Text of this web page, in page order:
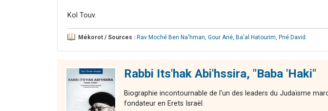
Kol Touv.
Mékorot / Sources : Rav Moché Ben Na'hman Gour Arié Ba'al Hatourim Pné David
Rabbi Its'hak Abi'hssira, "Baba 'Haki"
Biographie incontournable de l'un des leaders du Judaïsme
fondateur en Erets Israël.